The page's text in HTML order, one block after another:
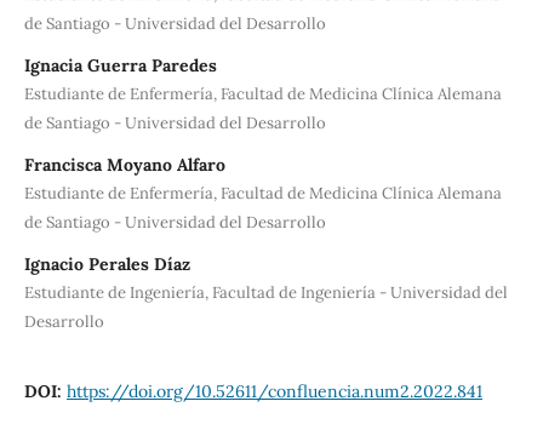
de Santiago - Universidad del Desarrollo
Ignacia Guerra Paredes
Estudiante de Enfermería, Facultad de Medicina Clínica Alemana
de Santiago - Universidad del Desarrollo
Francisca Moyano Alfaro
Estudiante de Enfermería, Facultad de Medicina Clínica Alemana
de Santiago - Universidad del Desarrollo
Ignacio Perales Díaz
Estudiante de Ingeniería, Facultad de Ingeniería - Universidad del
Desarrollo
DOI: https://doi.org/10.52611/confluencia.num2.2022.841